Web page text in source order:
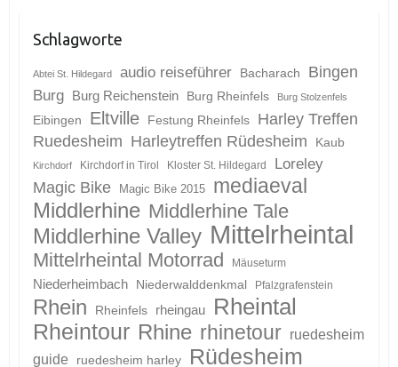
Schlagworte
Abtei St. Hildegard audio reiseführer Bacharach
Bingen
Burg
Burg Reichenstein Burg Rheinfels Burg Stolzenfels
Eibingen Eltville Festung Rheinfels
Harley Treffen
Ruedesheim Harleytreffen Rüdesheim Kaub
Kirchdorf Kirchdorf in Tirol Kloster St. Hildegard Loreley
Magic Bike Magic Bike 2015 mediaeval
Middlerhine Middlerhine Tale
Middlerhine Valley Mittelrheintal
Mittelrheintal Motorrad Mäuseturm
Niederheimbach Niederwalddenkmal Pfalzgrafenstein
Rhein Rheinfels rheingau
Rheintal
Rheintour Rhine rhinetour ruedesheim
guide
ruedesheim harley Rüdesheim